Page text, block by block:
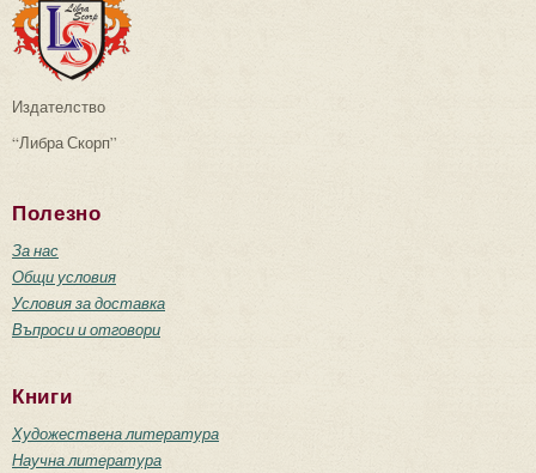
Издателство
“Либра Скорп”
Полезно
За нас
Общи условия
Условия за доставка
Въпроси и отговори
Книги
Художествена литература
Научна литература